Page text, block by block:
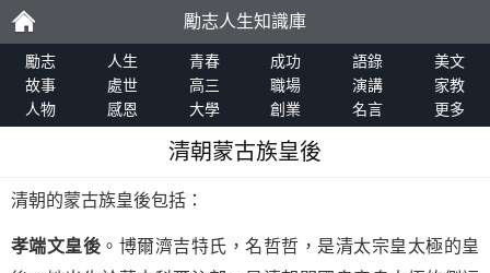
勵
志
勵志人生知識庫
勵志 人生 青春 成功 語錄
美文
故事
處世 高三 職場 演講
家教
人物
感恩 大學 創業 名言 更多
清朝蒙古族皇後
清朝的蒙古族皇後包括：
孝端文皇後 。博爾濟吉特氏，名哲哲，是清太宗皇太極的皇